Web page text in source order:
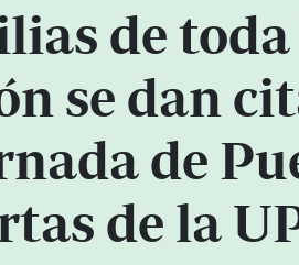
de
se dan
de
de la